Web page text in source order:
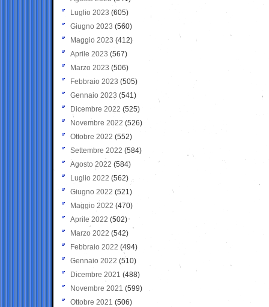
Luglio 2023 (605)
Giugno 2023 (560)
Maggio 2023 (412)
Aprile 2023 (567)
Marzo 2023 (506)
Febbraio 2023 (505)
Gennaio 2023 (541)
Dicembre 2022 (525)
Novembre 2022 (526)
Ottobre 2022 (552)
Settembre 2022 (584)
Agosto 2022 (584)
Luglio 2022 (562)
Giugno 2022 (521)
Maggio 2022 (470)
Aprile 2022 (502)
Marzo 2022 (542)
Febbraio 2022 (494)
Gennaio 2022 (510)
Dicembre 2021 (488)
Novembre 2021 (599)
Ottobre 2021 (506)